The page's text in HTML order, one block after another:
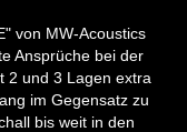
von MW-Acoustics
Ansprüche bei der
2 und 3 Lagen extra
im Gegensatz zu
bis weit in den